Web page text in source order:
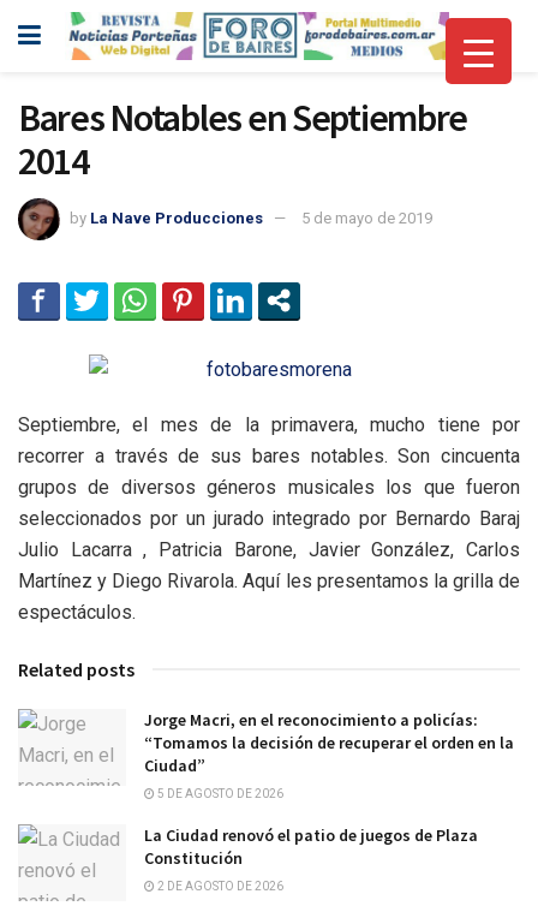
Bares Notables en Septiembre
2014
by La Nave Producciones 5 de mayo de 2019
Septiembre, el mes de la primavera, mucho tiene por
recorrer a través de sus bares notables. Son cincuenta
grupos de diversos géneros musicales los que fueron
seleccionados por un jurado integrado por Bernardo Baraj
Julio Lacarra , Patricia Barone, Javier González, Carlos
Martínez y Diego Rivarola. Aquí les presentamos la grilla de
espectáculos.
Related posts
Jorge Macri, en el reconocimiento a policías:
“Tomamos la decisión de recuperar el orden en la
Ciudad”
5 DE AGOSTO DE 2026
La Ciudad renovó el patio de juegos de Plaza
Constitución
2 DE AGOSTO DE 2026